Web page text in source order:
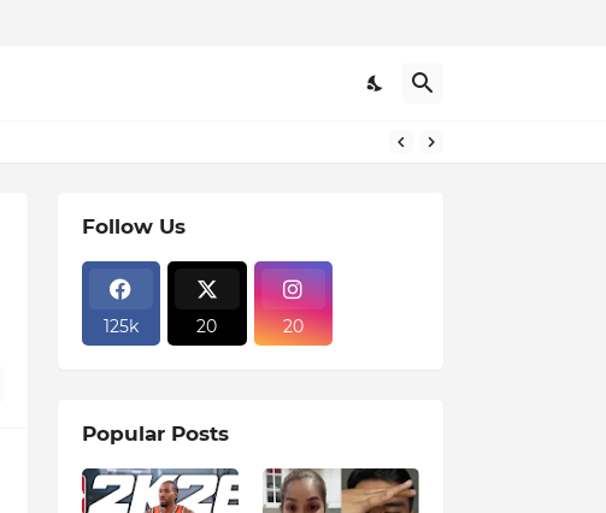
Follow Us
125k 20 20
Popular Posts